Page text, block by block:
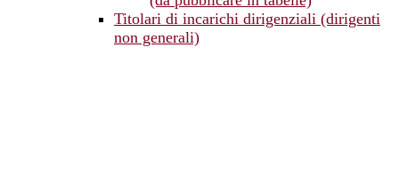
Titolari di incarichi dirigenziali (dirigenti
non generali)